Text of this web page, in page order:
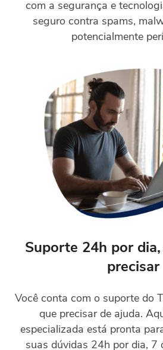
com a segurança e
seguro contra spams,
potencialmente
Suporte 24h por
precisar
Você conta com o suporte do
que precisar de ajuda.
especializada está pronta
suas dúvidas 24h por dia, 7